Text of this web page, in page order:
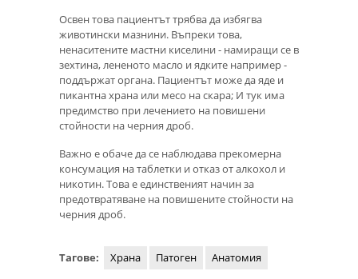
Освен това пациентът трябва да избягва
животински мазнини. Въпреки това,
ненаситените мастни киселини - намиращи се в
зехтина, лененото масло и ядките например -
поддържат органа. Пациентът може да яде и
пикантна храна или месо на скара; И тук има
предимство при лечението на повишени
стойности на черния дроб.
Важно е обаче да се наблюдава прекомерна
консумация на таблетки и отказ от алкохол и
никотин. Това е единственият начин за
предотвратяване на повишените стойности на
черния дроб.
Тагове: Храна Патоген Анатомия